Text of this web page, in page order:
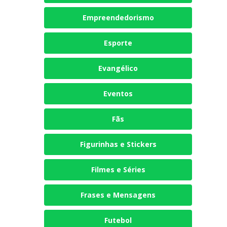
Empreendedorismo
Esporte
Evangélico
Eventos
Fãs
Figurinhas e Stickers
Filmes e Séries
Frases e Mensagens
Futebol